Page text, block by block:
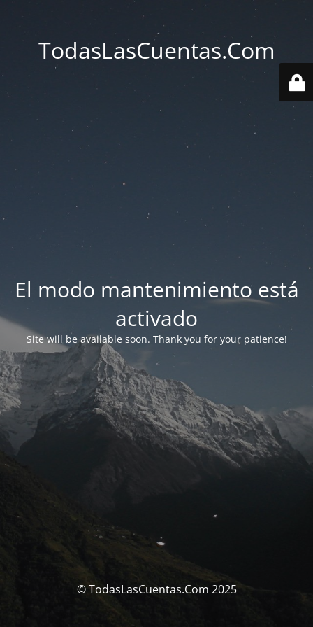
TodasLasCuentas.Com
El modo mantenimiento está
activado
Site will be available soon. Thank you for your patience!
© TodasLasCuentas.Com 2025